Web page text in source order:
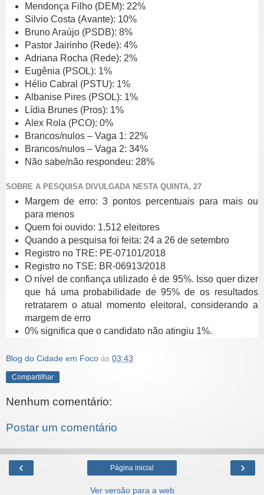
Mendonça Filho (DEM): 22%
Silvio Costa (Avante): 10%
Bruno Araújo (PSDB): 8%
Pastor Jairinho (Rede): 4%
Adriana Rocha (Rede): 2%
Eugênia (PSOL): 1%
Hélio Cabral (PSTU): 1%
Albanise Pires (PSOL): 1%
Lídia Brunes (Pros): 1%
Alex Rola (PCO): 0%
Brancos/nulos – Vaga 1: 22%
Brancos/nulos – Vaga 2: 34%
Não sabe/não respondeu: 28%
SOBRE A PESQUISA DIVULGADA NESTA QUINTA, 27
Margem de erro: 3 pontos percentuais para mais ou
para menos
Quem foi ouvido: 1.512 eleitores
Quando a pesquisa foi feita: 24 a 26 de setembro
Registro no TRE: PE-07101/2018
Registro no TSE: BR-06913/2018
O nível de confiança utilizado é de 95%. Isso quer dizer
que há uma probabilidade de 95% de os resultados
retratarem o atual momento eleitoral, considerando a
margem de erro
0% significa que o candidato não atingiu 1%.
Blog do Cidade em Foco às 03:43
Compartilhar
Nenhum comentário:
Postar um comentário
‹ ›
Página inicial
Ver versão para a web